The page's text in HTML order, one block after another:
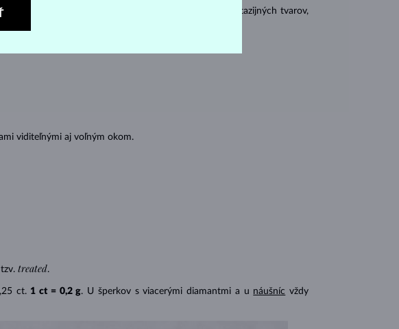
. Diamanty sa brúsia aj do mnohých tzv. fantazijných tvarov,
najmä u
viditeľnými aj voľným okom.
treated.
ct. 1 ct = 0,2 g. U šperkov s viacerými diamantmi a u náušníc vždy